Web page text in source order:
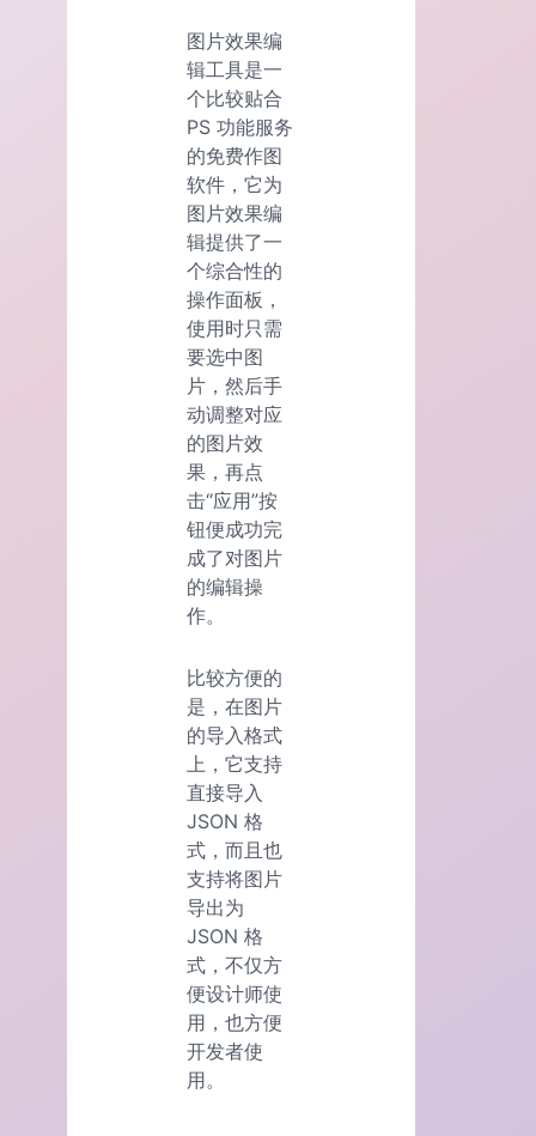
图片效果编
辑工具是一
个比较贴合
PS 功能服务
的免费作图
软件，它为
图片效果编
辑提供了一
个综合性的
操作面板，
使用时只需
要选中图
片，然后手
动调整对应
的图片效
果，再点
击“应用”按
钮便成功完
成了对图片
的编辑操
作。
比较方便的
是，在图片
的导入格式
上，它支持
直接导入
JSON 格
式，而且也
支持将图片
导出为
JSON 格
式，不仅方
便设计师使
用，也方便
开发者使
用。